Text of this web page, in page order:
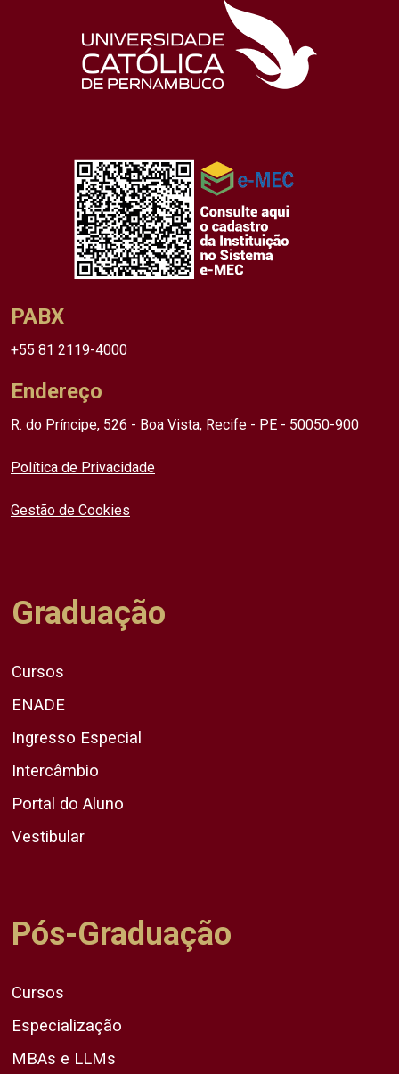
PABX
+55 81 2119-4000
Endereço
R. do Príncipe, 526 - Boa Vista, Recife - PE - 50050-900
Política de Privacidade
Gestão de Cookies
Graduação
Cursos
ENADE
Ingresso Especial
Intercâmbio
Portal do Aluno
Vestibular
Pós-Graduação
Cursos
Especialização
MBAs e LLMs